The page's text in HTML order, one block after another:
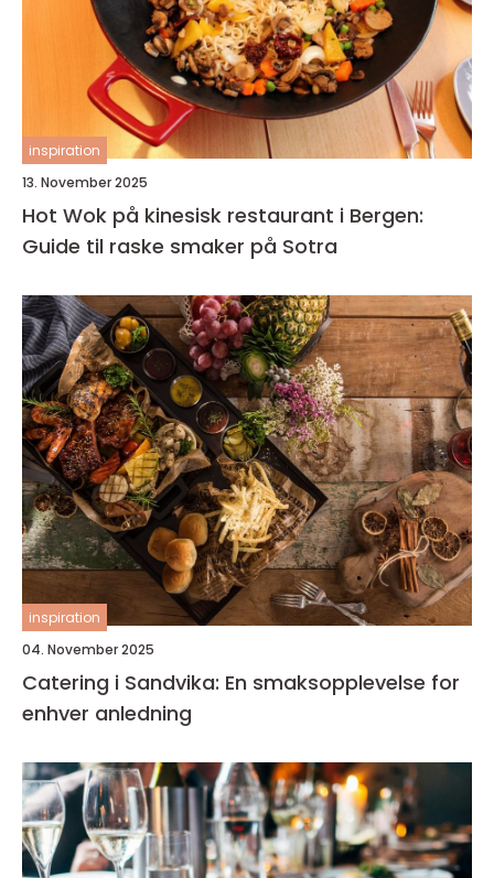
inspiration
13. November 2025
Hot Wok på kinesisk restaurant i Bergen:
Guide til raske smaker på Sotra
inspiration
04. November 2025
Catering i Sandvika: En smaksopplevelse for
enhver anledning